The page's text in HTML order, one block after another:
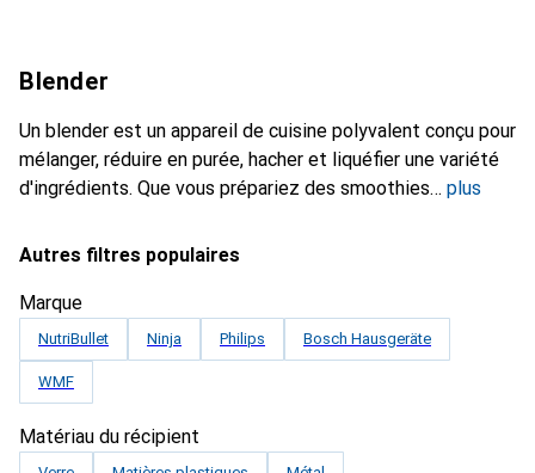
Blender
Un blender est un appareil de cuisine polyvalent conçu pour
mélanger, réduire en purée, hacher et liquéfier une variété
d'ingrédients. Que vous prépariez des smoothies
plus
Autres filtres populaires
Marque
NutriBullet Ninja Philips Bosch Hausgeräte
WMF
Matériau du récipient